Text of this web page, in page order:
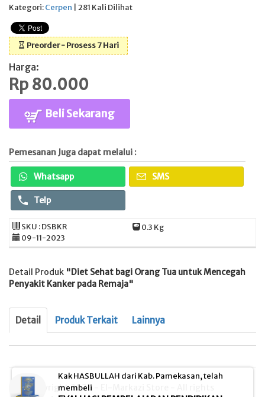
Kategori:Cerpen | 281 Kali Dilihat
Preorder - Prosess 7 Hari
Harga:
Rp 80.000
Beli Sekarang
Pemesanan Juga dapat melalui :
Whatsapp SMS
Telp
SKU : DSBKR
0.3 Kg
09-11-2023
Detail Produk "Diet Sehat bagi Orang Tua untuk Mencegah
Penyakit Kanker pada Remaja"
Detail Produk Terkait Lainnya
© Copyright 2026 - El-Markazi Store - All rights
Kak HASBULLAH dari Kab. Pamekasan, telah
membeli